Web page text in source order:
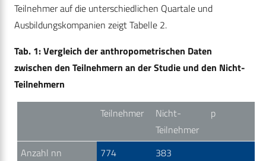
Teilnehmer auf die unterschiedlichen Quartale und
Ausbildungskompanien zeigt Tabelle 2.
Tab. 1: Vergleich der anthropometrischen Daten
zwischen den Teilnehmern an der Studie und den Nicht-
Teilnehmern
Teilnehmer
Nicht-
Teilnehmer
p
Anzahl nn 774
383